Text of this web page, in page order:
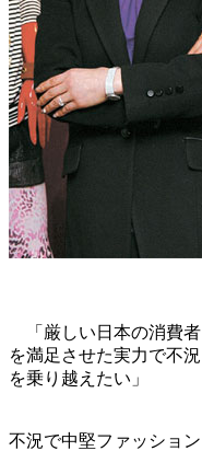
「厳しい日本の消費者
を満足させた実力で不況
を乗り越えたい」
不況で中堅ファッション